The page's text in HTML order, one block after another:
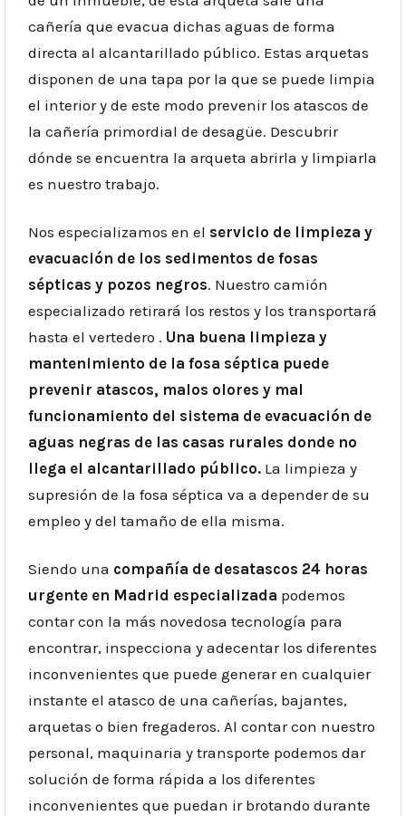
cañería que evacua dichas aguas de forma
directa al alcantarillado público. Estas arquetas
disponen de una tapa por la que se puede limpia
el interior y de este modo prevenir los atascos de
la cañería primordial de desagüe. Descubrir
dónde se encuentra la arqueta abrirla y limpiarla
es nuestro trabajo.
Nos especializamos en el servicio de limpieza y
evacuación de los sedimentos de fosas
sépticas y pozos negros. Nuestro camión
especializado retirará los restos y los transportará
hasta el vertedero . Una buena limpieza y
mantenimiento de la fosa séptica puede
prevenir atascos, malos olores y mal
funcionamiento del sistema de evacuación de
aguas negras de las casas rurales donde no
llega el alcantarillado público. La limpieza y
supresión de la fosa séptica va a depender de su
empleo y del tamaño de ella misma.
Siendo una compañía de desatascos 24 horas
urgente en Madrid especializada podemos
contar con la más novedosa tecnología para
encontrar, inspecciona y adecentar los diferentes
inconvenientes que puede generar en cualquier
instante el atasco de una cañerías, bajantes,
arquetas o bien fregaderos. Al contar con nuestro
personal, maquinaria y transporte podemos dar
solución de forma rápida a los diferentes
inconvenientes que puedan ir brotando durante